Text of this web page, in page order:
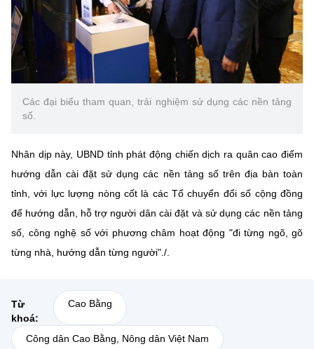
Các đại biểu tham quan, trải nghiệm sử dụng các nền tảng
số.
Nhân dịp này, UBND tỉnh phát động chiến dịch ra quân cao điểm
hướng dẫn cài đặt sử dụng các nền tảng số trên địa bàn toàn
tỉnh, với lực lượng nòng cốt là các Tổ chuyển đổi số cộng đồng
để hướng dẫn, hỗ trợ người dân cài đặt và sử dụng các nền tảng
số, công nghệ số với phương châm hoạt động "đi từng ngõ, gõ
từng nhà, hướng dẫn từng người"./.
Từ
khoá:
Cao Bằng
Công dân Cao Bằng, Nông dân Việt Nam